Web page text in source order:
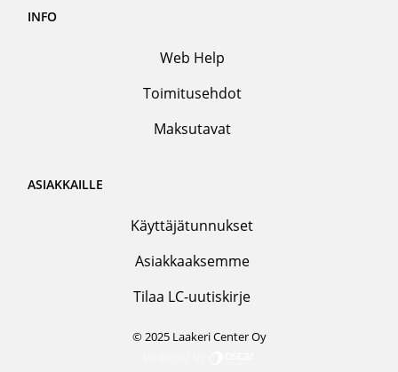
INFO
Web Help
Toimitusehdot
Maksutavat
ASIAKKAILLE
Käyttäjätunnukset
Asiakkaaksemme
Tilaa LC-uutiskirje
© 2025 Laakeri Center Oy